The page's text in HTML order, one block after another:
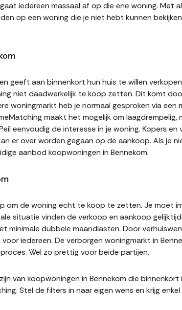
iedereen massaal af op die ene woning. Met
op een woning die je niet hebt kunnen
geeft aan binnenkort hun huis te willen
niet daadwerkelijk te koop zetten. Dit komt
woningmarkt heb je normaal gesproken via
maakt het mogelijk om laagdrempelig,
eenvoudig de interesse in je woning. Kopers
er over worden gegaan op de aankoop. Als je
aanbod koopwoningen in Bennekom.
om de woning echt te koop te zetten. Je moet
situatie vinden de verkoop en aankoop
minimale dubbele maandlasten. Door
iedereen. De verborgen woningmarkt in
Wel zo prettig voor beide partijen.
van koopwoningen in Bennekom die
Stel de filters in naar eigen wens en krijg